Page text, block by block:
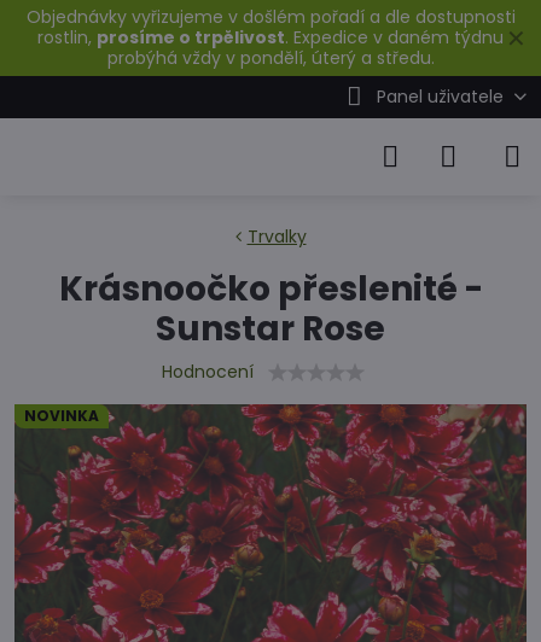
✕
Objednávky vyřizujeme v došlém pořadí a dle dostupnosti
rostlin, prosíme o trpělivost. Expedice v daném týdnu
probýhá vždy v pondělí, úterý a středu.
Panel uživatele
NOVINKA
Trvalky
Krásnoočko přeslenité -
Sunstar Rose
Hodnocení